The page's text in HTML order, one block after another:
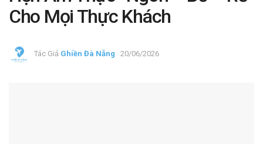
Cho Mọi Thực Khách
Tác Giả Ghiền Đà Nẵng 20/06/2026